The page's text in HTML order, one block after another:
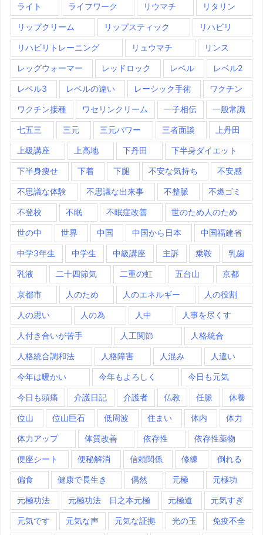
ライト ライフワーク リウマチ リタリン
リップクリーム リップスティック リハビリ
リハビリトレーニング リュウマチ リンス
レッグウォーマー レッドロック レベル レベル2
レベル3 レベルの違い レーシック手術 ワクチン
ワクチン接種 ワセリンクリーム 一子相伝 一般常識
七五三 三元 三元パワー 三者面談 上丹田
上級講座 上高地 下丹田 下半身ダイエット
下半身痩せ 下着 下腿 不安な気持ち 不安感
不思議な体験 不思議な出来事 不整脈 不燃ゴミ
不登校 不眠 不眠症改善 世のため人のため
世の中 世界 中国 中国から日本 中国福建省
中学3年生 中学生 中級講座 主訴 乗鞍 乳歯
乳液 二十四節気 二重の虹 五台山 京都
京都市 人のため 人のエネルギー 人の役割
人の思い 人の為 人中 人事を尽くす
人付き合いが苦手 人工関節 人格統合
人格統合調和法 人格障害 人混み 人違い
今年は暖かい 今年もよろしく 今日も元気
今日も頭痛 介護日記 介護者 仏教 任脈 休養
位山 位山巨石 低周波 住まい 体内 体力
体力アップ 体質改善 依存性 依存性薬物
便座シート 便秘解消 信頼関係 修練 倒れる
偏食 健康で長生き 偶然 元極 元極功
元極功法 元極功法 日之本元極 元極道 元気すぎ
元気です 元気な声 元気な証拠 光の玉 免疫不全